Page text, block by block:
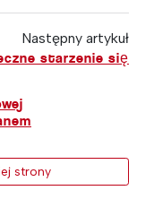
Następny artykuł
starzenie się
strony